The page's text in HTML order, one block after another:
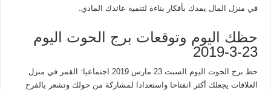
في منزل المال يمدك بأفكار بناءة لتنمية عائدك المادي.
حظك اليوم وتوقعات برج الحوت اليوم
23-3-2019
حظ برج الحوت اليوم السبت 23 مارس 2019 اجتماعيا: القمر في منزل
العلاقات يجعلك أكثر انفتاحا واستعدادا لمشاركة من حولك وتشعر بالفرح